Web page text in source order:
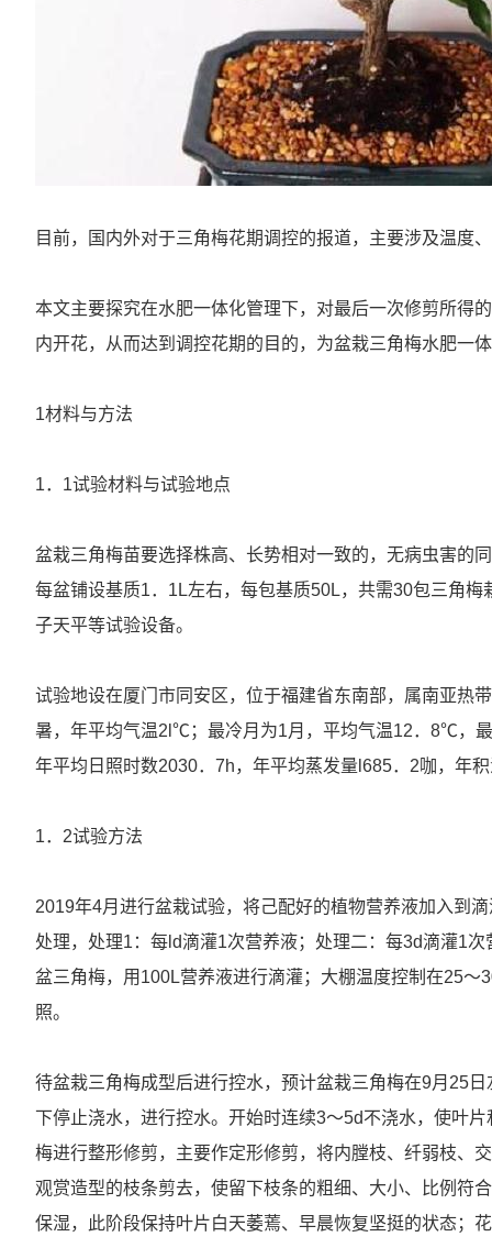
目前，国内外对于三角梅花期调控的报道，主要涉及温度
本文主要探究在水肥一体化管理下，对最后一次修剪所得
内开花，从而达到调控花期的目的，为盆栽三角梅水肥一
1材料与方法
1．1试验材料与试验地点
盆栽三角梅苗要选择株高、长势相对一致的，无病虫害的
每盆铺设基质1．1L左右，每包基质50L，共需30包三角
子天平等试验设备。
试验地设在厦门市同安区，位于福建省东南部，属南亚热
暑，年平均气温2l℃；最冷月为1月，平均气温12．8℃，
年平均日照时数2030．7h，年平均蒸发量l685．2咖，年
1．2试验方法
2019年4月进行盆栽试验，将己配好的植物营养液加入到
处理，处理1：每ld滴灌1次营养液；处理二：每3d滴灌1
盆三角梅，用100L营养液进行滴灌；大棚温度控制在25
照。
待盆栽三角梅成型后进行控水，预计盆栽三角梅在9月25
下停止浇水，进行控水。开始时连续3～5d不浇水，使叶
梅进行整形修剪，主要作定形修剪，将内膛枝、纤弱枝、
观赏造型的枝条剪去，使留下枝条的粗细、大小、比例符
保湿，此阶段保持叶片白天萎蔫、早晨恢复坚挺的状态；